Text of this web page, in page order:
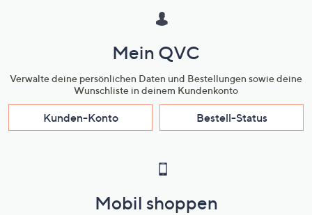
Mein QVC
Verwalte deine persönlichen Daten und Bestellungen sowie deine
Wunschliste in deinem Kundenkonto
Kunden-Konto Bestell-Status
Mobil shoppen